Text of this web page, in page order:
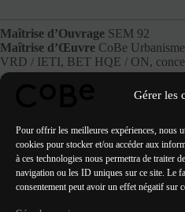
Gérer les
Pour offrir les meilleures expériences, nous
cookies pour stocker et/ou accéder aux
à ces technologies nous permettra de traiter
navigation ou les ID uniques sur ce site. Le
consentement peut avoir un effet négatif sur
Maîtrise d’Ouvrage SEM 92
Maîtrise d’Œuvre CoBe
VRD / IETI, BET HQE / ON,
4.8 M€
PRÉCÉDENT